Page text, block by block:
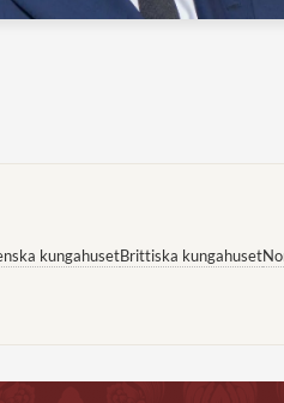
kungahusetBrittiska kungahuset